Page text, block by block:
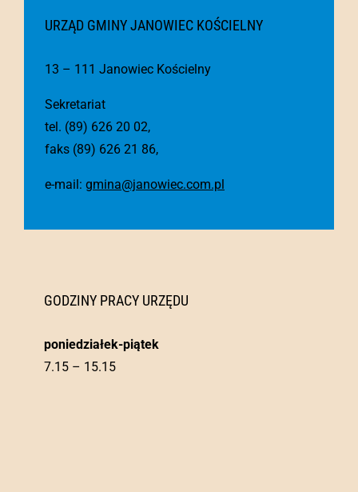
URZĄD GMINY JANOWIEC KOŚCIELNY
13 – 111 Janowiec Kościelny
Sekretariat
tel. (89) 626 20 02,
faks (89) 626 21 86,
e-mail: gmina@janowiec.com.pl
GODZINY PRACY URZĘDU
poniedziałek-piątek
7.15 – 15.15